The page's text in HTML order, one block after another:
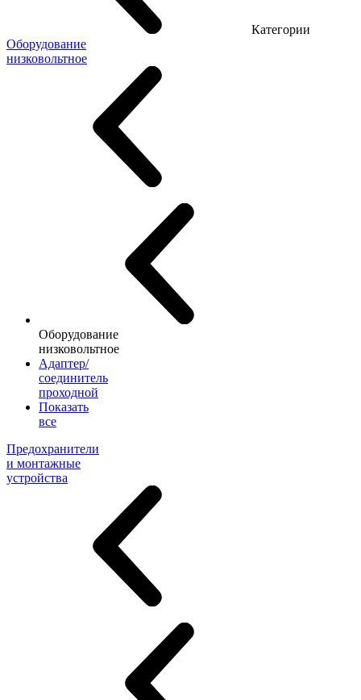
Категории
Оборудование
низковольтное
Оборудование
низковольтное
Адаптер/
соединитель
проходной
Показать
все
Предохранители
и монтажные
устройства